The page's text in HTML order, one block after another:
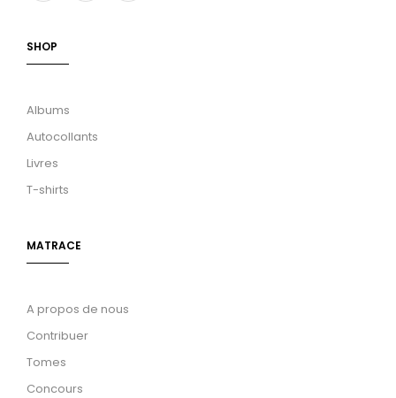
SHOP
Albums
Autocollants
Livres
T-shirts
MATRACE
A propos de nous
Contribuer
Tomes
Concours